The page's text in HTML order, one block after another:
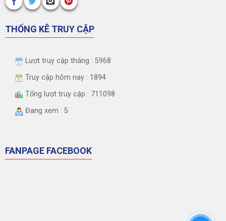
THỐNG KÊ TRUY CẬP
Lượt truy cập tháng : 5968
Truy cập hôm nay : 1894
Tổng lượt truy cập : 711098
Đang xem : 5
FANPAGE FACEBOOK